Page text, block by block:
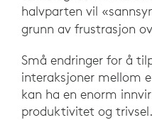
halvparten vil
grunn av frustrasjon
Små endringer for å
interaksjoner mellom
kan ha en enorm
produktivitet og trivsel.